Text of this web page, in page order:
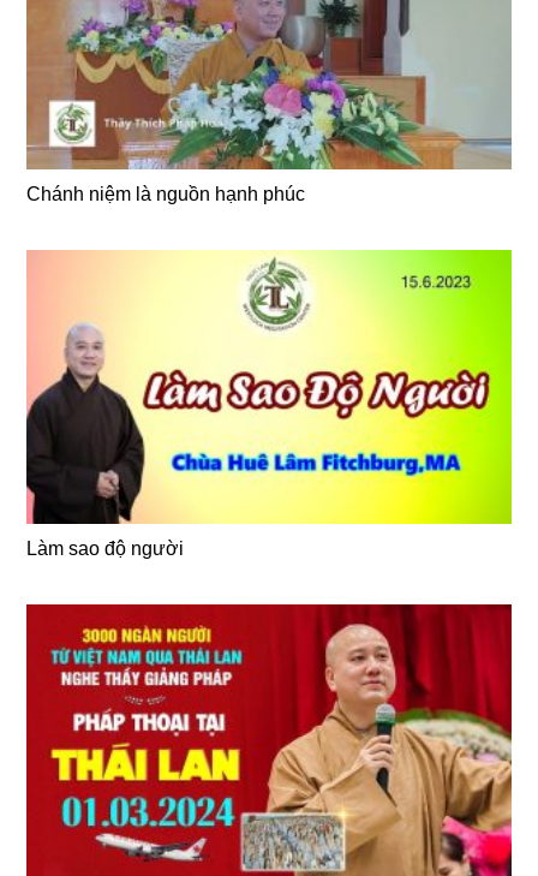
Chánh niệm là nguồn hạnh phúc
Làm sao độ người